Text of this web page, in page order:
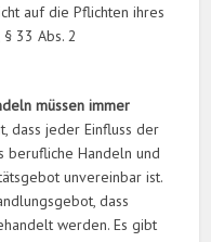
auf die Pflichten ihres
33 Abs. 2
müssen immer
dass jeder Einfluss der
berufliche Handeln und
unvereinbar ist.
dass
werden. Es gibt